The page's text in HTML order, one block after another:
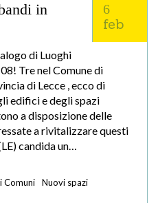
6
feb
in
di Luoghi
Tre nel Comune di
di Lecce , ecco di
edifici e degli spazi
a disposizione delle
a rivitalizzare questi
candida un…
Comuni
Nuovi spazi